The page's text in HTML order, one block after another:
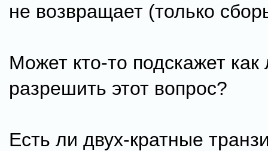
не возвращает (только
Может кто-то подскажет
разрешить этот вопрос?
Есть ли двух-кратные